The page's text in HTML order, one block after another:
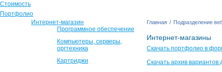
Стоимость
Портфолио
Интернет-магазин
Программное обеспечение
Компьютеры, серверы,
оргтехника
Картриджи
Главная / Подразделение
Интернет-магазины
Скачать портфолио в
Скачать архив вариантов